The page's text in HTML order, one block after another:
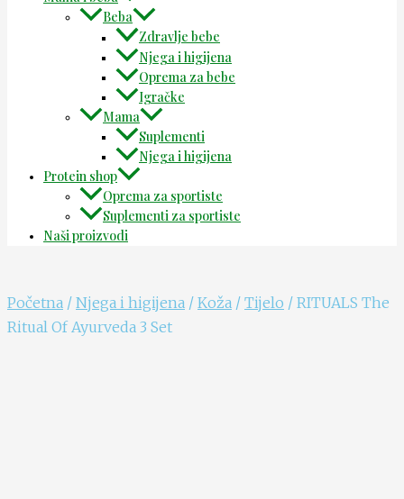
Beba
Zdravlje bebe
Njega i higijena
Oprema za bebe
Igračke
Mama
Suplementi
Njega i higijena
Protein shop
Oprema za sportiste
Suplementi za sportiste
Naši proizvodi
Početna / Njega i higijena / Koža / Tijelo / RITUALS The
Ritual Of Ayurveda 3 Set